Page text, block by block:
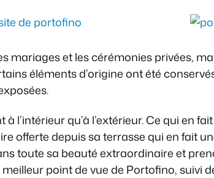
mariages et les cérémonies privées,
éléments d’origine ont été
qu’à l’extérieur. Ce qui en
offerte depuis sa terrasse qui en fait
toute sa beauté extraordinaire et
point de vue de Portofino, suivi